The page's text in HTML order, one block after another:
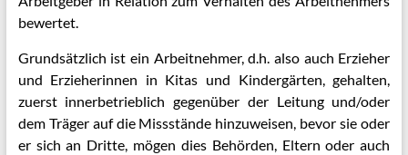
bewertet.
Grundsätzlich ist ein Arbeitnehmer, d.h. also auch Erzieher
und Erzieherinnen in Kitas und Kindergärten, gehalten,
zuerst innerbetrieblich gegenüber der Leitung und/oder
dem Träger auf die Missstände hinzuweisen, bevor sie oder
er sich an Dritte, mögen dies Behörden, Eltern oder auch